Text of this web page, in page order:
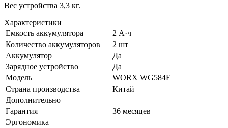
Вес устройства 3,3 кг.
Характеристики
Емкость аккумулятора
2 А·ч
Количество аккумуляторов
2 шт
Аккумулятор
Да
Зарядное устройство
Да
Модель
WORX WG584E
Страна производства
Китай
Дополнительно
Гарантия
36 месяцев
Эргономика